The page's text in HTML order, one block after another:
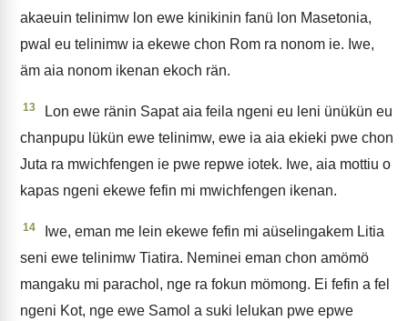
akaeuin telinimw lon ewe kinikinin fanü lon Masetonia,
pwal eu telinimw ia ekewe chon Rom ra nonom ie. Iwe,
äm aia nonom ikenan ekoch rän.
13
Lon ewe ränin Sapat aia feila ngeni eu leni ünükün eu
chanpupu lükün ewe telinimw, ewe ia aia ekieki pwe chon
Juta ra mwichfengen ie pwe repwe iotek. Iwe, aia mottiu o
kapas ngeni ekewe fefin mi mwichfengen ikenan.
14
Iwe, eman me lein ekewe fefin mi aüselingakem Litia
seni ewe telinimw Tiatira. Neminei eman chon amömö
mangaku mi parachol, nge ra fokun mömong. Ei fefin a fel
ngeni Kot, nge ewe Samol a suki lelukan pwe epwe